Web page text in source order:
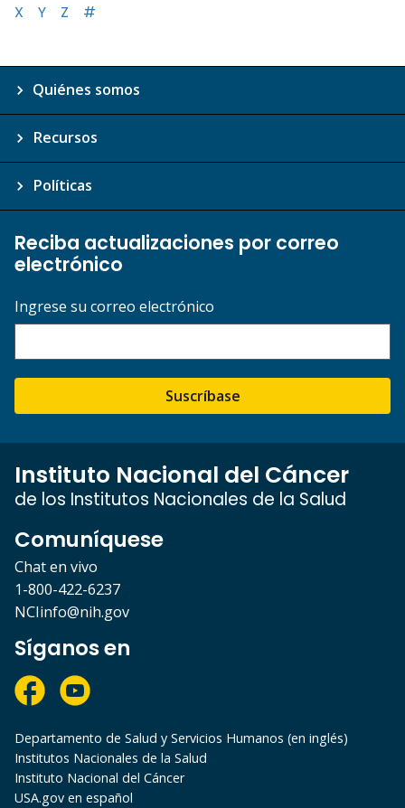
X
Y Z #
Quiénes somos
Recursos
Políticas
Reciba actualizaciones por correo
electrónico
Ingrese su correo electrónico
Suscríbase
Instituto Nacional del Cáncer
de los Institutos Nacionales de la Salud
Comuníquese
Chat en vivo
1-800-422-6237
NCIinfo@nih.gov
Síganos en
Departamento de Salud y Servicios Humanos (en inglés)
Institutos Nacionales de la Salud
Instituto Nacional del Cáncer
USA.gov en español